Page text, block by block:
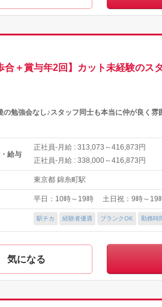
＋賞与年2回】カット未経験のス
の勉強会なし♪スタッフ同士も本当に仲が良く
給与
正社員-月給 : 313,073 ～416,873 円
正社員-月給 : 338,000～416,873円
東京都 錦糸町駅
平日：10時～19時 土日祝：9時～19
駅チカ 経験者優遇 ブランクOK 勤務時
気になる